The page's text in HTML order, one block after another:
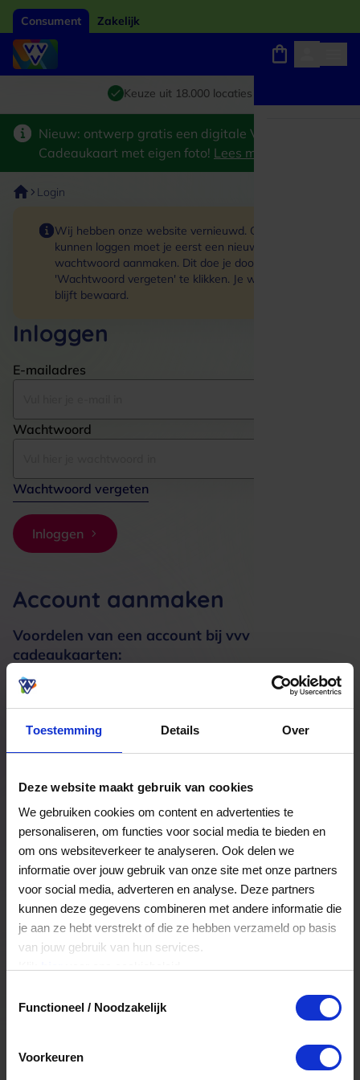
Toestemming Details Over
Deze website maakt gebruik van cookies
We gebruiken cookies om content en advertenties te
personaliseren, om functies voor social media te bieden en
om ons websiteverkeer te analyseren. Ook delen we
informatie over jouw gebruik van onze site met onze partners
voor social media, adverteren en analyse. Deze partners
kunnen deze gegevens combineren met andere informatie die
je aan ze hebt verstrekt of die ze hebben verzameld op basis
van jouw gebruik van hun services.
Functioneel / Noodzakelijk
Voorkeuren
Consument Zakelijk
Giftcard van het jaar 2026
Keuze uit 18.000 locaties
Winkels, webshops en uitjes
Nieuw: ontwerp gratis een digitale VVV
Cadeaukaart met eigen foto! Lees meer
Login
Wij hebben onze website vernieuwd. Om in te
kunnen loggen moet je eerst een nieuw
wachtwoord aanmaken. Dit doe je door op de link
'Wachtwoord vergeten' te klikken. Je winkelmand
blijft bewaard.
Inloggen
E-mailadres
Wachtwoord
Wachtwoord vergeten
Inloggen
Account aanmaken
Voordelen van een account bij vvv
cadeaukaarten:
Meerdere adressen registreren
Een bestelling volgen
Nog veel meer...
Maak account aan